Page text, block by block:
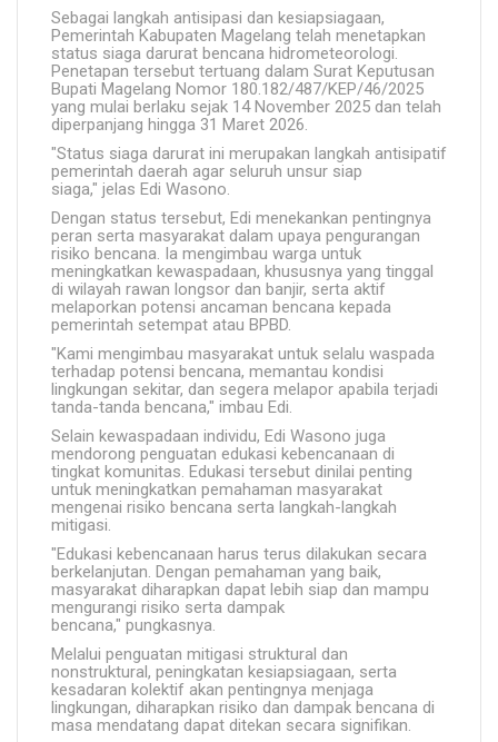
Sebagai langkah antisipasi dan kesiapsiagaan,
Pemerintah Kabupaten Magelang telah menetapkan
status siaga darurat bencana hidrometeorologi.
Penetapan tersebut tertuang dalam Surat Keputusan
Bupati Magelang Nomor 180.182/487/KEP/46/2025
yang mulai berlaku sejak 14 November 2025 dan telah
diperpanjang hingga 31 Maret 2026.
"Status siaga darurat ini merupakan langkah antisipatif
pemerintah daerah agar seluruh unsur siap
siaga," jelas Edi Wasono.
Dengan status tersebut, Edi menekankan pentingnya
peran serta masyarakat dalam upaya pengurangan
risiko bencana. Ia mengimbau warga untuk
meningkatkan kewaspadaan, khususnya yang tinggal
di wilayah rawan longsor dan banjir, serta aktif
melaporkan potensi ancaman bencana kepada
pemerintah setempat atau BPBD.
"Kami mengimbau masyarakat untuk selalu waspada
terhadap potensi bencana, memantau kondisi
lingkungan sekitar, dan segera melapor apabila terjadi
tanda-tanda bencana," imbau Edi.
Selain kewaspadaan individu, Edi Wasono juga
mendorong penguatan edukasi kebencanaan di
tingkat komunitas. Edukasi tersebut dinilai penting
untuk meningkatkan pemahaman masyarakat
mengenai risiko bencana serta langkah-langkah
mitigasi.
"Edukasi kebencanaan harus terus dilakukan secara
berkelanjutan. Dengan pemahaman yang baik,
masyarakat diharapkan dapat lebih siap dan mampu
mengurangi risiko serta dampak
bencana," pungkasnya.
Melalui penguatan mitigasi struktural dan
nonstruktural, peningkatan kesiapsiagaan, serta
kesadaran kolektif akan pentingnya menjaga
lingkungan, diharapkan risiko dan dampak bencana di
masa mendatang dapat ditekan secara signifikan.